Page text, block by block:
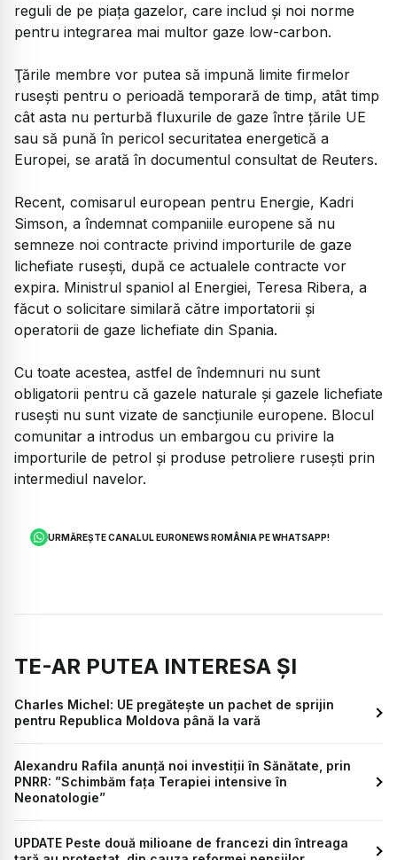
reguli de pe piaţa gazelor, care includ şi noi norme
pentru integrarea mai multor gaze low-carbon.
Ţările membre vor putea să impună limite firmelor
ruseşti pentru o perioadă temporară de timp, atât timp
cât asta nu perturbă fluxurile de gaze între ţările UE
sau să pună în pericol securitatea energetică a
Europei, se arată în documentul consultat de Reuters.
Recent, comisarul european pentru Energie, Kadri
Simson, a îndemnat companiile europene să nu
semneze noi contracte privind importurile de gaze
lichefiate ruseşti, după ce actualele contracte vor
expira. Ministrul spaniol al Energiei, Teresa Ribera, a
făcut o solicitare similară către importatorii şi
operatorii de gaze lichefiate din Spania.
Cu toate acestea, astfel de îndemnuri nu sunt
obligatorii pentru că gazele naturale şi gazele lichefiate
ruseşti nu sunt vizate de sancţiunile europene. Blocul
comunitar a introdus un embargou cu privire la
importurile de petrol şi produse petroliere ruseşti prin
intermediul navelor.
URMĂREȘTE CANALUL EURONEWS ROMÂNIA PE WHATSAPP!
TE-AR PUTEA INTERESA ȘI
Charles Michel: UE pregăteşte un pachet de sprijin
pentru Republica Moldova până la vară
Alexandru Rafila anunță noi investiții în Sănătate, prin
PNRR: ”Schimbăm faţa Terapiei intensive în
Neonatologie”
UPDATE Peste două milioane de francezi din întreaga